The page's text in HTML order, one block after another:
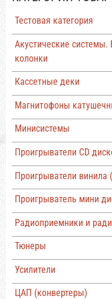
Тестовая категория
Акустические
колонки
Кассетные деки
Магнитофоны
Минисистемы
Проигрыватели CD
Проигрыватели винила
Проигрыватель мини
Радиоприемники и
Тюнеры
Усилители
ЦАП (конвертеры)